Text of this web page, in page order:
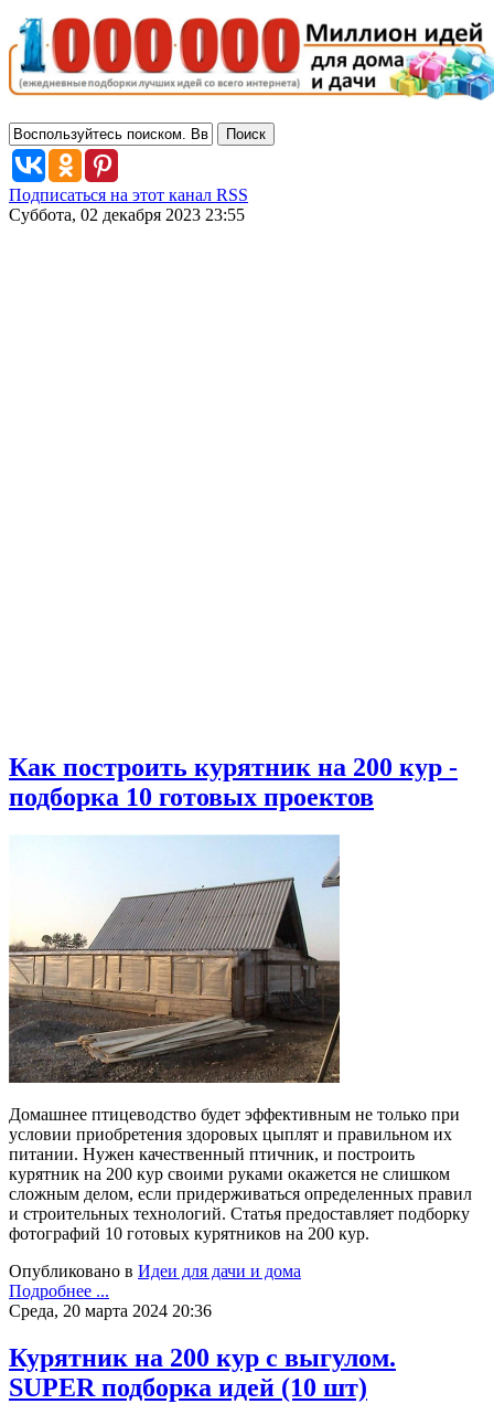
Подписаться на этот канал RSS
Суббота, 02 декабря 2023 23:55
Как построить курятник на 200 кур -
подборка 10 готовых проектов
Домашнее птицеводство будет эффективным не только при
условии приобретения здоровых цыплят и правильном их
питании. Нужен качественный птичник, и построить
курятник на 200 кур своими руками окажется не слишком
сложным делом, если придерживаться определенных правил
и строительных технологий. Статья предоставляет подборку
фотографий 10 готовых курятников на 200 кур.
Опубликовано в Идеи для дачи и дома
Подробнее ...
Среда, 20 марта 2024 20:36
Курятник на 200 кур с выгулом.
SUPER подборка идей (10 шт)